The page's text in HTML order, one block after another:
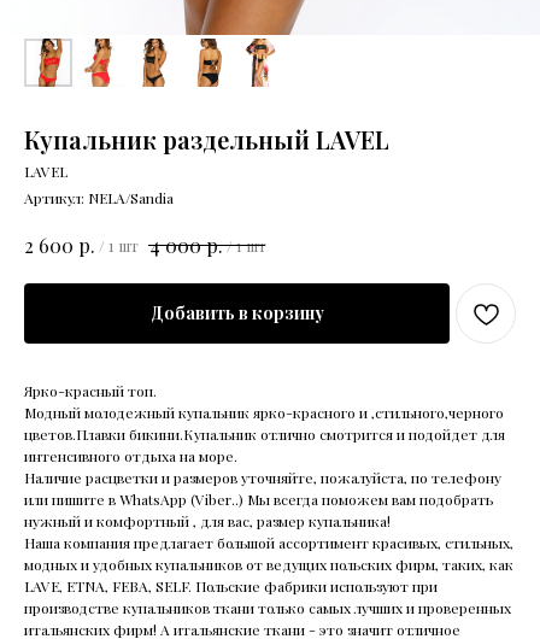
Купальник раздельный LAVEL
LAVEL
Артикул: NELA/Sandia
2 600 р. / 1 шт 4 000р./1 шт
Добавить в корзину
Ярко-красный топ.
Модный молодежный купальник ярко-красного и ,стильного,черного
цветов.Плавки бикини.Купальник отлично смотрится и подойдет для
интенсивного отдыха на море.
Наличие расцветки и размеров уточняйте, пожалуйста, по телефону
или пишите в WhatsApp (Viber..) Мы всегда поможем вам подобрать
нужный и комфортный , для вас, размер купальника!
Наша компания предлагает большой ассортимент красивых, стильных,
модных и удобных купальников от ведущих польских фирм, таких, как
LAVE, ETNA, FEBA, SELF. Польские фабрики используют при
производстве купальников ткани только самых лучших и проверенных
итальянских фирм! А итальянские ткани - это значит отличное